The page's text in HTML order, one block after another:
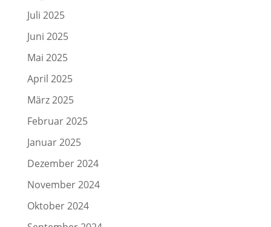
Juli 2025
Juni 2025
Mai 2025
April 2025
März 2025
Februar 2025
Januar 2025
Dezember 2024
November 2024
Oktober 2024